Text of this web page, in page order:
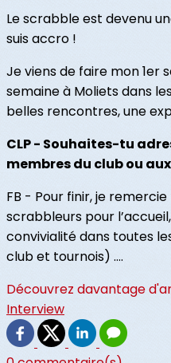
Le scrabble est devenu
suis accro !
Je viens de faire mon 1er
semaine à Moliets dans
belles rencontres, une
CLP - Souhaites-tu
membres du club ou
FB - Pour finir, je
scrabbleurs pour
convivialité dans toutes
club et tournois) ….
Découvrez davantage
Interview